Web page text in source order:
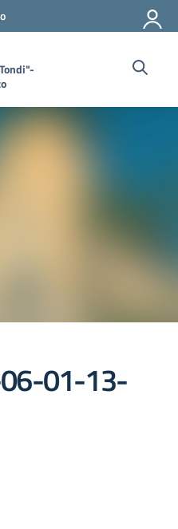
01-13-